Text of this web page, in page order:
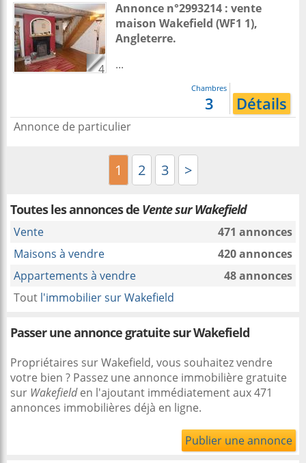
4
Annonce n°2993214 : vente
maison Wakefield (WF1 1),
Angleterre.
...
Chambres
3 Détails
Annonce de particulier
1 2 3 >
Toutes les annonces de Vente sur Wakefield
Vente
471 annonces
Maisons à vendre
420 annonces
Appartements à vendre
48 annonces
Tout l'immobilier sur Wakefield
Passer une annonce gratuite sur Wakefield
Propriétaires sur Wakefield, vous souhaitez vendre
votre bien ? Passez une annonce immobilière gratuite
sur Wakefielden l'ajoutant immédiatement aux 471
annonces immobilières déjà en ligne.
Publier une annonce